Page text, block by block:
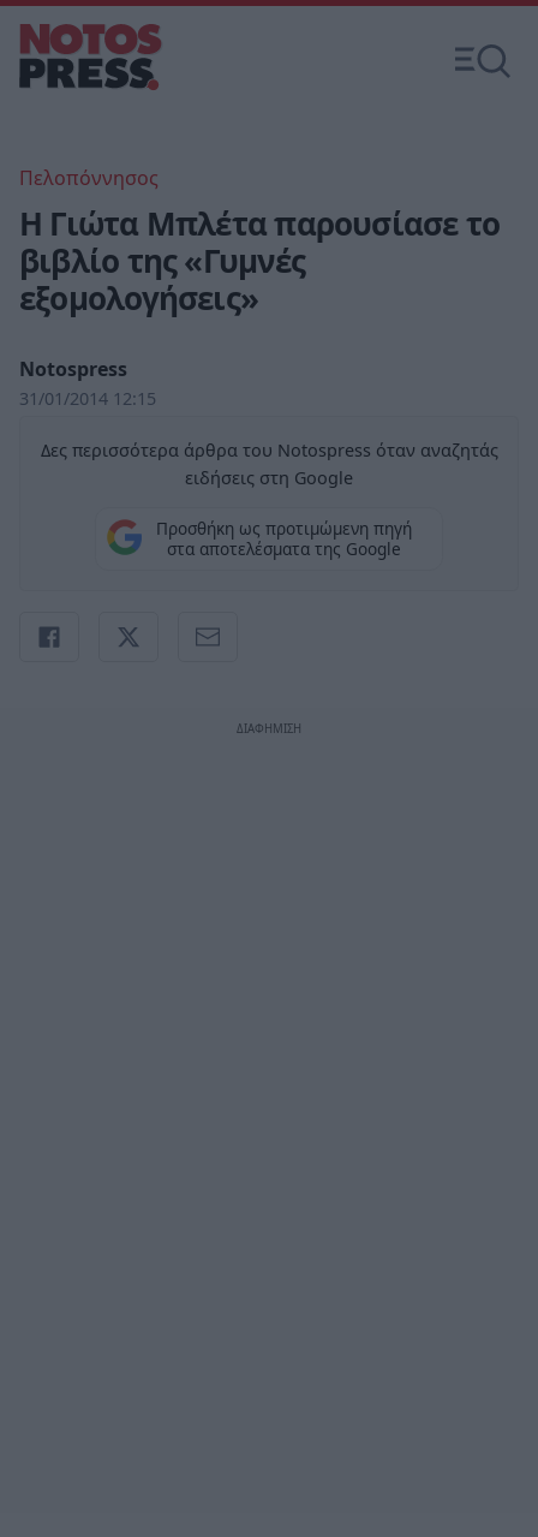
Πελοπόννησος
Η Γιώτα Μπλέτα παρουσίασε το
βιβλίο της «Γυμνές
εξομολογήσεις»
Notospress
31/01/2014 12:15
Δες περισσότερα άρθρα του Notospress όταν αναζητάς
ειδήσεις στη Google
Προσθήκη ως προτιμώμενη πηγή
στα αποτελέσματα της Google